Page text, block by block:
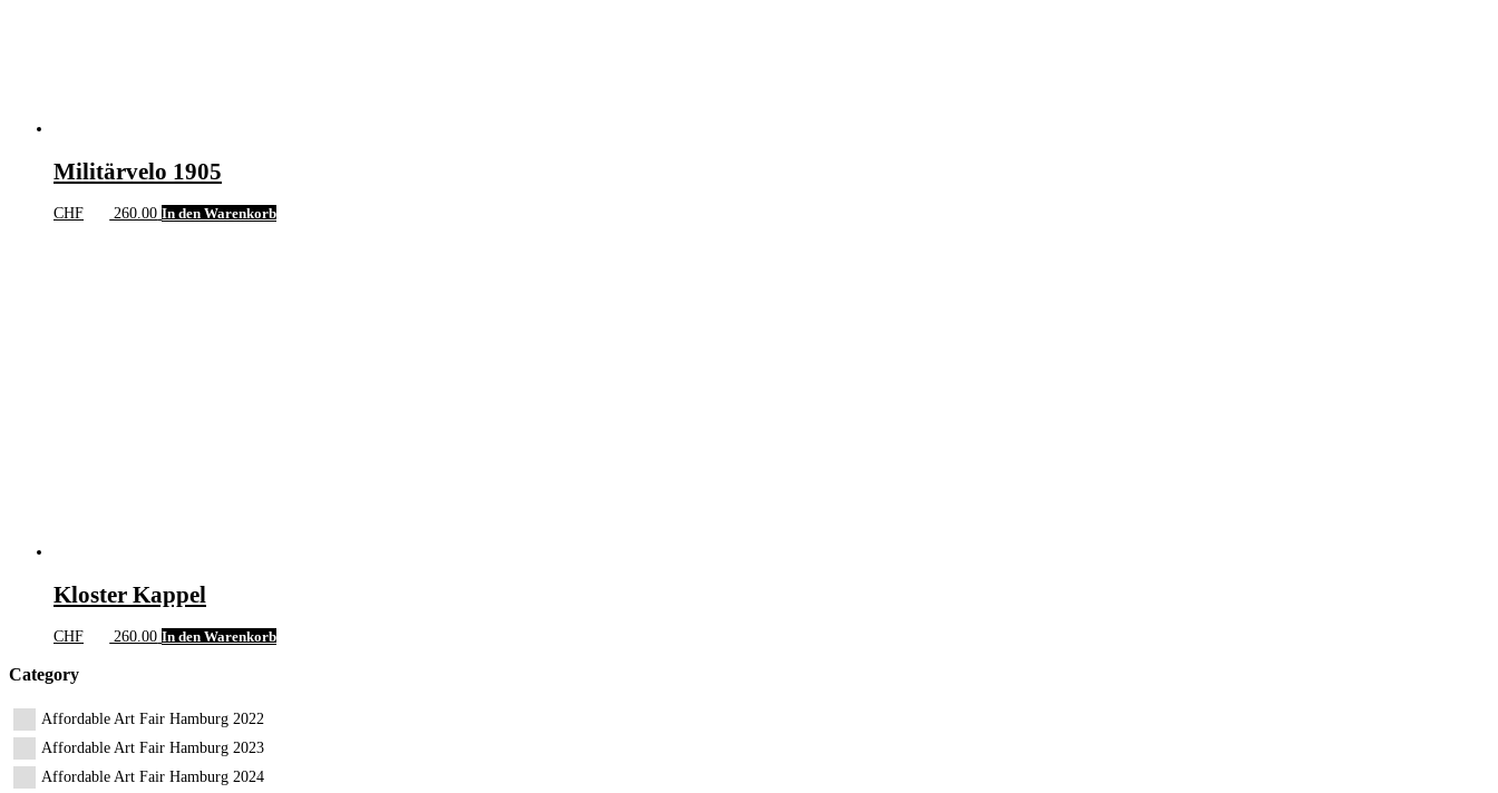
Militärvelo 1905
CHF 260.00 In den Warenkorb
Kloster Kappel
CHF 260.00 In den Warenkorb
Category
Affordable Art Fair Hamburg 2022
Affordable Art Fair Hamburg 2023
Affordable Art Fair Hamburg 2024